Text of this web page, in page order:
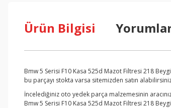
Ürün Bilgisi
Bmw 5 Serisi F10 Kasa 525d Mazot Filtresi 218
bu parçayı stokta varsa sitemizden satın
İncelediğiniz oto yedek parça malzemesinin
Bmw 5 Serisi F10 Kasa 525d Mazot Filtresi 218